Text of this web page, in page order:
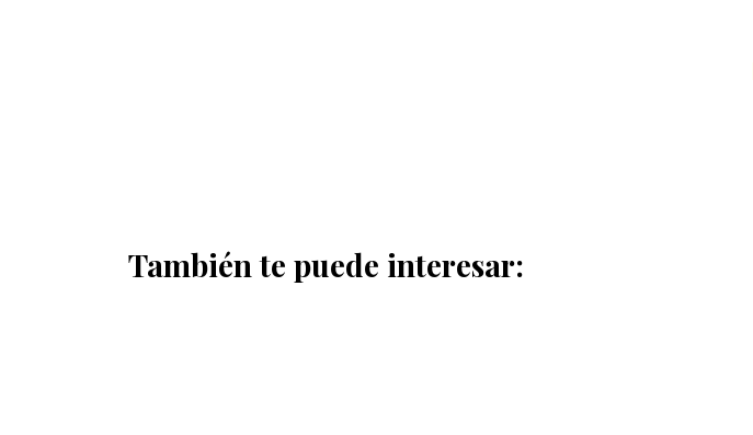
También te puede interesar: